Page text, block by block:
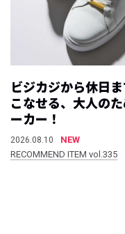
ビジカジから休日
こなせる、大人の
ーカー！
2026.08.10
NEW
RECOMMEND ITEM vol.335